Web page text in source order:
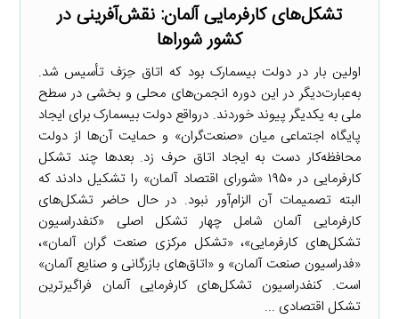
تشکل‌های کارفرمایی آلمان: نقش‌آفرینی در
کشور شوراها
اولین بار در دولت بیسمارک بود که اتاق حِرَف تأسیس شد.
به‌عبارت‌دیگر در این دوره انجمن‌های محلی و بخشی در سطح
ملی به یکدیگر پیوند خوردند. درواقع دولت بیسمارک برای ایجاد
پایگاه اجتماعی میان «صنعت‌گران» و حمایت آن‌ها از دولت
محافظه‌کار دست به ایجاد اتاق حرف زد. بعدها چند تشکل
کارفرمایی در ۱۹۵۰ «شورای اقتصاد آلمان» را تشکیل دادند که
البته تصمیمات آن الزام‌آور نبود. در حال حاضر تشکل‌های
کارفرمایی آلمان شامل چهار تشکل اصلی «کنفدراسیون
تشکل‌های کارفرمایی»، «تشکل مرکزی صنعت گران آلمان»،
«فدراسیون صنعت آلمان» و «اتاق‌های بازرگانی و صنایع آلمان»
است. کنفدراسیون تشکل‌های کارفرمایی آلمان فراگیرترین
تشکل اقتصادی ...